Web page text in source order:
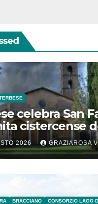
celebra San
cistercense
2026 GRAZIAROSA
BRACCIANO
CONSORZIO LAGO